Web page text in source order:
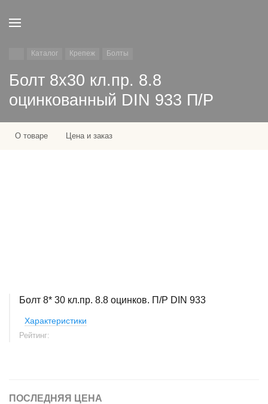
Каталог Крепеж Болты
Болт 8х30 кл.пр. 8.8
оцинкованный DIN 933 П/Р
О товаре Цена и заказ
Болт 8* 30 кл.пр. 8.8 оцинков. П/Р DIN 933
Характеристики
Рейтинг:
ПОСЛЕДНЯЯ ЦЕНА